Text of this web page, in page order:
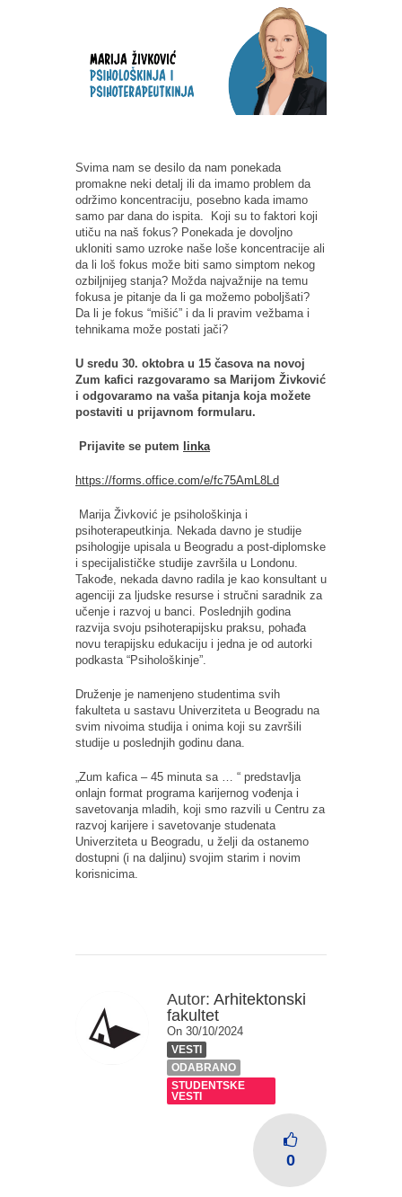
Svima nam se desilo da nam ponekada
promakne neki detalj ili da imamo problem da
održimo koncentraciju, posebno kada imamo
samo par dana do ispita. Koji su to faktori koji
utiču na naš fokus? Ponekada je dovoljno
ukloniti samo uzroke naše loše koncentracije ali
da li loš fokus može biti samo simptom nekog
ozbiljnijeg stanja? Možda najvažnije na temu
fokusa je pitanje da li ga možemo poboljšati?
Da li je fokus “mišić” i da li pravim vežbama i
tehnikama može postati jači?
U sredu 30. oktobra u 15 časova na novoj
Zum kafici razgovaramo sa Marijom Živković
i odgovaramo na vaša pitanja koja možete
postaviti u prijavnom formularu.
Prijavite se putem linka
https://forms.office.com/e/fc75AmL8Ld
Marija Živković je psihološkinja i
psihoterapeutkinja. Nekada davno je studije
psihologije upisala u Beogradu a post-diplomske
i specijalističke studije završila u Londonu.
Takođe, nekada davno radila je kao konsultant u
agenciji za ljudske resurse i stručni saradnik za
učenje i razvoj u banci. Poslednjih godina
razvija svoju psihoterapijsku praksu, pohađa
novu terapijsku edukaciju i jedna je od autorki
podkasta “Psihološkinje”.
Druženje je namenjeno studentima svih
fakulteta u sastavu Univerziteta u Beogradu na
svim nivoima studija i onima koji su završili
studije u poslednjih godinu dana.
„Zum kafica – 45 minuta sa … “ predstavlja
onlajn format programa karijernog vođenja i
savetovanja mladih, koji smo razvili u Centru za
razvoj karijere i savetovanje studenata
Univerziteta u Beogradu, u želji da ostanemo
dostupni (i na daljinu) svojim starim i novim
korisnicima.
Autor: Arhitektonski
fakultet
On 30/10/2024
VESTI
ODABRANO
STUDENTSKE
VESTI
0